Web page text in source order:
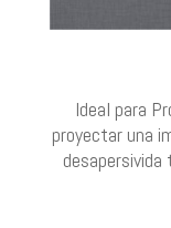
Ideal para
proyectar una